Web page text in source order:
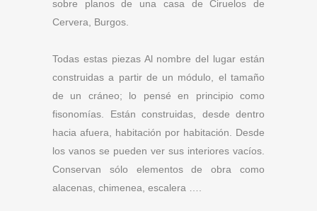
sobre planos de una casa de Ciruelos de
Cervera, Burgos.
Todas estas piezas Al nombre del lugar están
construidas a partir de un módulo, el tamaño
de un cráneo; lo pensé en principio como
fisonomías. Están construidas, desde dentro
hacia afuera, habitación por habitación. Desde
los vanos se pueden ver sus interiores vacíos.
Conservan sólo elementos de obra como
alacenas, chimenea, escalera ….